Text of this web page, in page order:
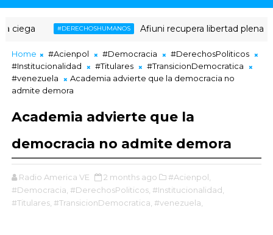
#DERECHOSHUMANOS Afiuni recupera libertad plena tras 16 años
Home #Acienpol #Democracia
#DerechosPoliticos
#Institucionalidad
#Titulares
#TransicionDemocratica
#venezuela
Academia advierte que la democracia no
admite demora
Academia advierte que la
democracia no admite demora
Radio America VE 2 months ago
#Acienpol,
#Democracia, #DerechosPoliticos, #Institucionalidad,
#Titulares, #TransicionDemocratica, #venezuela,